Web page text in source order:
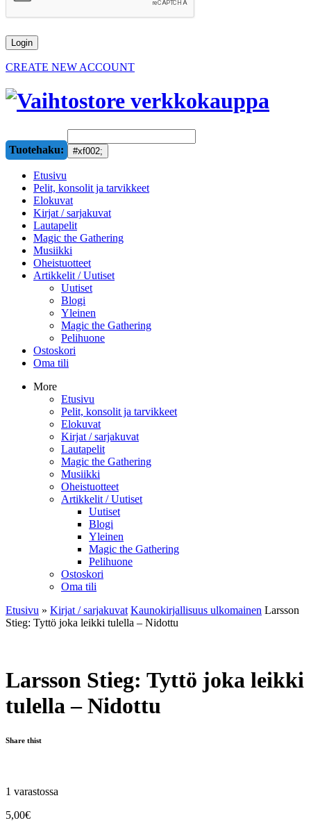
CREATE NEW ACCOUNT
Tuotehaku:
Etusivu
Pelit, konsolit ja tarvikkeet
Elokuvat
Kirjat / sarjakuvat
Lautapelit
Magic the Gathering
Musiikki
Oheistuotteet
Artikkelit / Uutiset
Uutiset
Blogi
Yleinen
Magic the Gathering
Pelihuone
Ostoskori
Oma tili
More
Etusivu
Pelit, konsolit ja tarvikkeet
Elokuvat
Kirjat / sarjakuvat
Lautapelit
Magic the Gathering
Musiikki
Oheistuotteet
Artikkelit / Uutiset
Uutiset
Blogi
Yleinen
Magic the Gathering
Pelihuone
Ostoskori
Oma tili
Etusivu » Kirjat / sarjakuvat Kaunokirjallisuus ulkomainen Larsson
Stieg: Tyttö joka leikki tulella – Nidottu
Larsson Stieg: Tyttö joka leikki
tulella – Nidottu
Share thist
1 varastossa
5,00€